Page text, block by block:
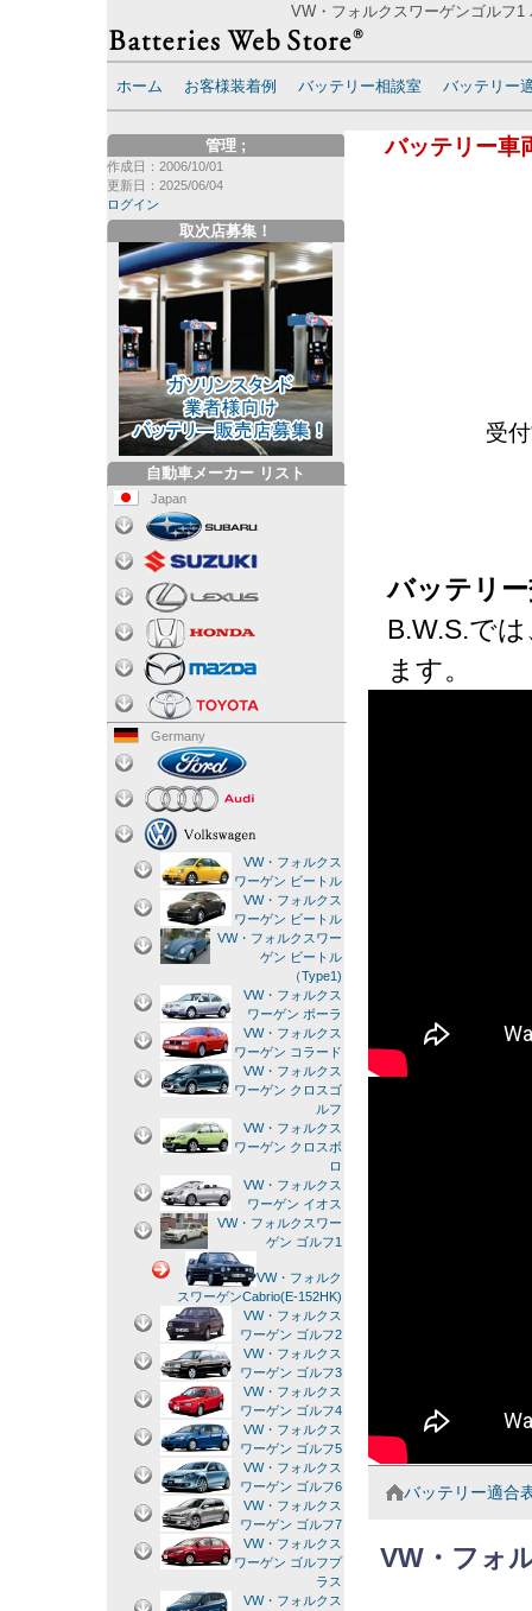
VW・フォルクスワーゲンゴルフ
ホーム お客様装着例 バッテリー相談室 バッテリー
バッテリー車
受
バッテリ
B.W.S.で
ます。
バッテリー適合
VW・フォ
管理
作成日：2006/10/01
更新日：2025/06/04
ログイン
;
取次店募集！
自動車メーカー リスト
Japan
Germany
VW・フォルクス
ワーゲン ビートル
VW・フォルクス
ワーゲン ビートル
VW・フォルクスワー
ゲン ビートル
（Type1)
VW・フォルクス
ワーゲン ボーラ
VW・フォルクス
ワーゲン コラード
VW・フォルクス
ワーゲン クロスゴ
ルフ
VW・フォルクス
ワーゲン クロスボ
ロ
VW・フォルクス
ワーゲン イオス
VW・フォルクスワー
ゲン ゴルフ1
VW・フォルク
スワーゲンCabrio(E-152HK)
VW・フォルクス
ワーゲン ゴルフ2
VW・フォルクス
ワーゲン ゴルフ3
VW・フォルクス
ワーゲン ゴルフ4
VW・フォルクス
ワーゲン ゴルフ5
VW・フォルクス
ワーゲン ゴルフ6
VW・フォルクス
ワーゲン ゴルフ7
VW・フォルクス
ワーゲン ゴルフプ
ラス
VW・フォルクス